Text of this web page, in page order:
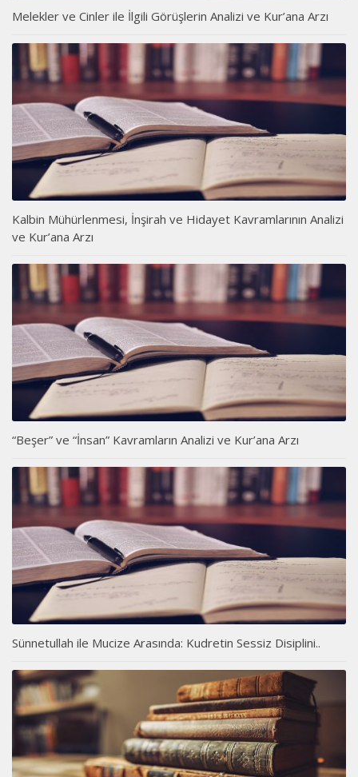
Melekler ve Cinler ile İlgili Görüşlerin Analizi ve Kur’ana Arzı
Kalbin Mühürlenmesi, İnşirah ve Hidayet Kavramlarının Analizi
ve Kur’ana Arzı
“Beşer” ve “İnsan” Kavramların Analizi ve Kur’ana Arzı
Sünnetullah ile Mucize Arasında: Kudretin Sessiz Disiplini..